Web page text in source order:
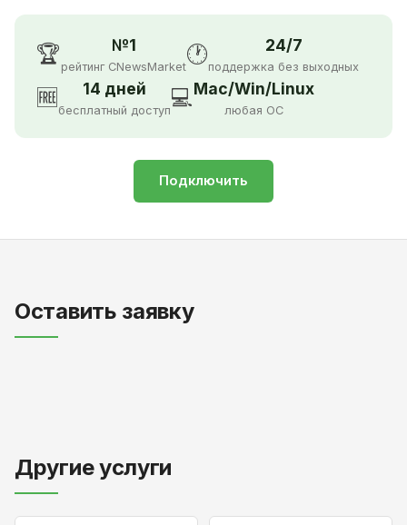
🏆 №1
рейтинг CNewsMarket🕐 24/7
поддержка без выходных
🆓 14 дней
бесплатный доступ💻Mac/Win/Linux
любая ОС
Подключить
Оставить заявку
Другие услуги